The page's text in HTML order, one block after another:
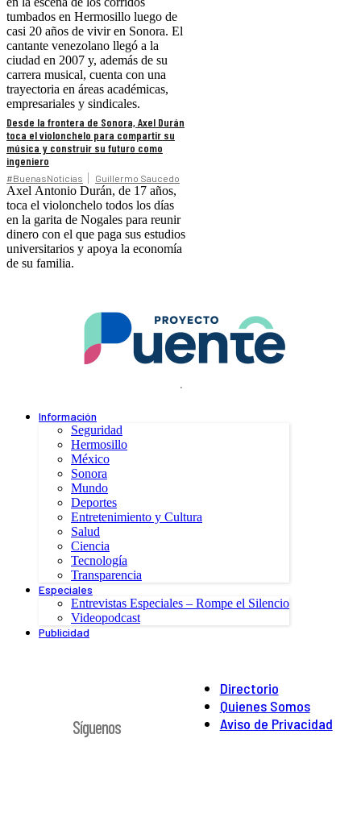
tumbados en Hermosillo luego de
casi 20 años de vivir en Sonora. El
cantante venezolano llegó a la
ciudad en 2007 y, además de su
carrera musical, cuenta con una
trayectoria en áreas académicas,
empresariales y sindicales.
Desde la frontera de Sonora, Axel Durán
toca el violonchelo para compartir su
música y construir su futuro como
ingeniero
#BuenasNoticias Guillermo Saucedo
Axel Antonio Durán, de 17 años,
toca el violonchelo todos los días
en la garita de Nogales para reunir
dinero con el que paga sus estudios
universitarios y apoya la economía
de su familia.
.
Información
Seguridad
Hermosillo
México
Sonora
Mundo
Deportes
Entretenimiento y Cultura
Salud
Ciencia
Tecnología
Transparencia
Especiales
Entrevistas Especiales – Rompe el Silencio
Videopodcast
Publicidad
Directorio
Quienes Somos
Aviso de Privacidad
Síguenos